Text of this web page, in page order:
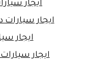
ايجار
ايجار
ايجار
ايجار